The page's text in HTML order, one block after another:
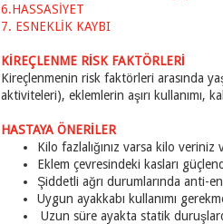
6.HASSASİYET
7. ESNEKLİK KAYBI
KİREÇLENME RİSK FAKTÖRLERİ
Kireçlenmenin risk faktörleri arasında
aktiviteleri), eklemlerin aşırı kullanımı,
HASTAYA ÖNERİLER
Kilo fazlalığınız varsa kilo
Eklem çevresindeki kasları
Şiddetli ağrı durumlarında anti-
Uygun ayakkabı kullanımı
Uzun süre ayakta statik